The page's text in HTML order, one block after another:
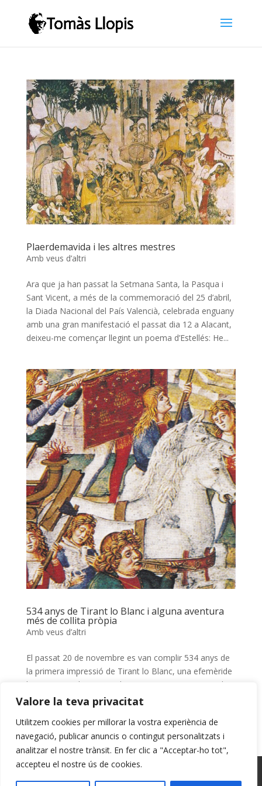
Valore la teva privacitat
Utilitzem cookies per millorar la vostra experiència de
navegació, publicar anuncis o contingut personalitzats i
analitzar el nostre trànsit. En fer clic a "Acceptar-ho tot",
accepteu el nostre ús de cookies.
Plaerdemavida i les altres mestres
Amb veus d’altri
Ara que ja han passat la Setmana Santa, la Pasqua i
Sant Vicent, a més de la commemoració del 25 d’abril,
la Diada Nacional del País Valencià, celebrada enguany
amb una gran manifestació el passat dia 12 a Alacant,
deixeu-me començar llegint un poema d’Estellés: He...
534 anys de Tirant lo Blanc i alguna aventura
més de collita pròpia
Amb veus d’altri
El passat 20 de novembre es van complir 534 anys de
la primera impressió de Tirant lo Blanc, una efemèride
ben transcendent que cal commemorar. Per exemple,
Mario Vargas Llosa ha insistit que la seua primera
el...